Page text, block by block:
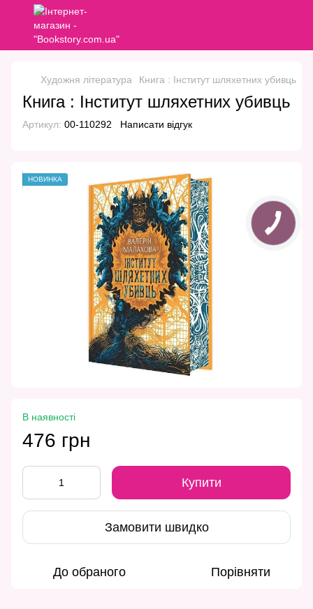
Художня література Книга : Інститут шляхетних убивць
Книга : Інститут шляхетних убивць
Артикул: 00-110292 Написати відгук
НОВИНКА
В наявності
476 грн
Купити
Замовити швидко
До обраного Порівняти